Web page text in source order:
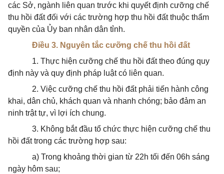
các Sở, ngành liên quan trước khi quyết định cưỡng chế
thu hồi đất đối với các trường hợp thu hồi đất thuộc thẩm
quyền của Ủy ban nhân dân tỉnh.
Điều 3. Nguyên tắc cưỡng chế thu hồi đất
1. Thực hiện cưỡng chế thu hồi đất theo đúng quy
định này và quy định pháp luật có liên quan.
2. Việc cưỡng chế thu hồi đất phải tiến hành công
khai, dân chủ, khách quan và nhanh chóng; bảo đảm an
ninh trật tự, vì lợi ích chung.
3. Không bắt đầu tổ chức thực hiện cưỡng chế thu
hồi đất trong các trường hợp sau:
a) Trong khoảng thời gian từ 22h tối đến 06h sáng
ngày hôm sau;